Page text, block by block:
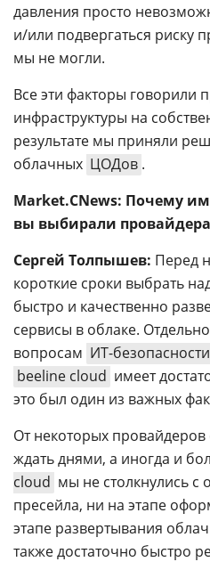
давления просто
и/или подвергаться риску
мы не могли.
Все эти факторы говорили
инфраструктуры на
результате мы приняли
облачных ЦОДов .
Market.CNews: Почему
вы выбирали
Сергей Толпышев: Перед
короткие сроки выбрать
быстро и качественно
сервисы в облаке.
вопросам ИТ-безопасности
beeline cloud имеет
это был один из важных
От некоторых провайдеров
ждать днями, а иногда и
cloud мы не столкнулись с
пресейла, ни на этапе
этапе развертывания
также достаточно быстро